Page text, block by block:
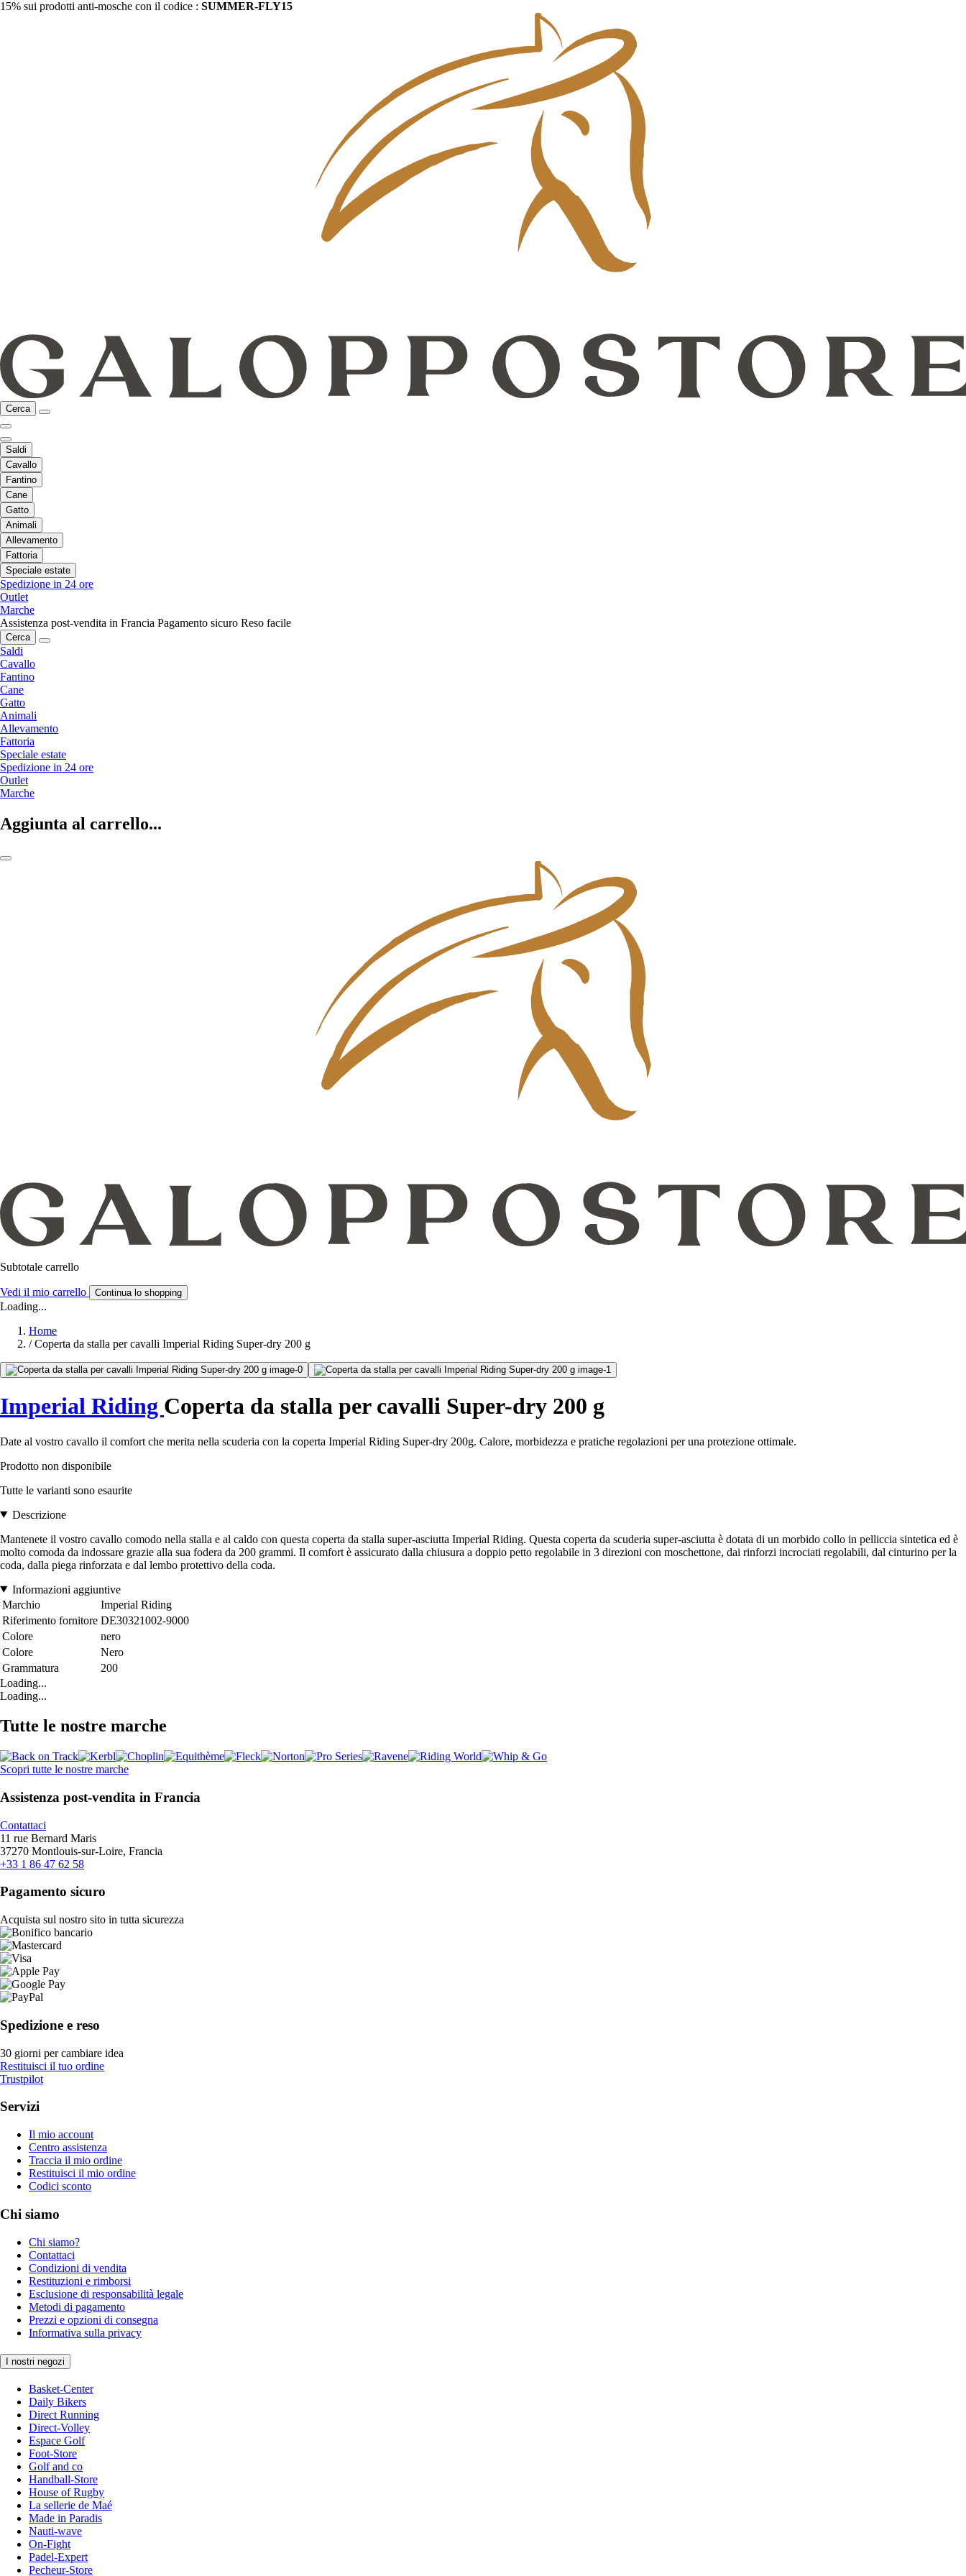
15% sui prodotti anti-mosche con il codice : SUMMER-FLY15
Cerca
Saldi
Cavallo
Fantino
Cane
Gatto
Animali
Allevamento
Fattoria
Speciale estate
Spedizione in 24 ore
Outlet
Marche
Assistenza post-vendita in Francia Pagamento sicuro Reso facile
Cerca
Saldi
Cavallo
Fantino
Cane
Gatto
Animali
Allevamento
Fattoria
Speciale estate
Spedizione in 24 ore
Outlet
Marche
Aggiunta al carrello...
Subtotale carrello
Vedi il mio carrello Continua lo shopping
Loading...
Home
/ Coperta da stalla per cavalli Imperial Riding Super-dry 200 g
Imperial Riding Coperta da stalla per cavalli Super-dry 200 g
Date al vostro cavallo il comfort che merita nella scuderia con la coperta Imperial Riding Super-dry 200g. Calore, morbidezza e pratiche regolazioni per una protezione ottimale.
Prodotto non disponibile
Tutte le varianti sono esaurite
Descrizione
Mantenete il vostro cavallo comodo nella stalla e al caldo con questa coperta da stalla super-asciutta Imperial Riding. Questa coperta da scuderia super-asciutta è dotata di un morbido collo in pelliccia sintetica ed è
molto comoda da indossare grazie alla sua fodera da 200 grammi. Il comfort è assicurato dalla chiusura a doppio petto regolabile in 3 direzioni con moschettone, dai rinforzi incrociati regolabili, dal cinturino per la
coda, dalla piega rinforzata e dal lembo protettivo della coda.
Informazioni aggiuntive
Marchio
Imperial Riding
Riferimento fornitore DE30321002-9000
Colore
nero
Colore
Nero
Grammatura
200
Loading...
Loading...
Tutte le nostre marche
Scopri tutte le nostre marche
Assistenza post-vendita in Francia
Contattaci
11 rue Bernard Maris
37270 Montlouis-sur-Loire, Francia
+33 1 86 47 62 58
Pagamento sicuro
Acquista sul nostro sito in tutta sicurezza
Spedizione e reso
30 giorni per cambiare idea
Restituisci il tuo ordine
Trustpilot
Servizi
Il mio account
Centro assistenza
Traccia il mio ordine
Restituisci il mio ordine
Codici sconto
Chi siamo
Chi siamo?
Contattaci
Condizioni di vendita
Restituzioni e rimborsi
Esclusione di responsabilità legale
Metodi di pagamento
Prezzi e opzioni di consegna
Informativa sulla privacy
I nostri negozi
Basket-Center
Daily Bikers
Direct Running
Direct-Volley
Espace Golf
Foot-Store
Golf and co
Handball-Store
House of Rugby
La sellerie de Maé
Made in Paradis
Nauti-wave
On-Fight
Padel-Expert
Pecheur-Store